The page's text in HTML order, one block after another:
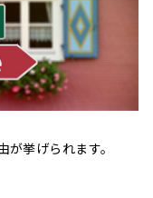
挙げられます。